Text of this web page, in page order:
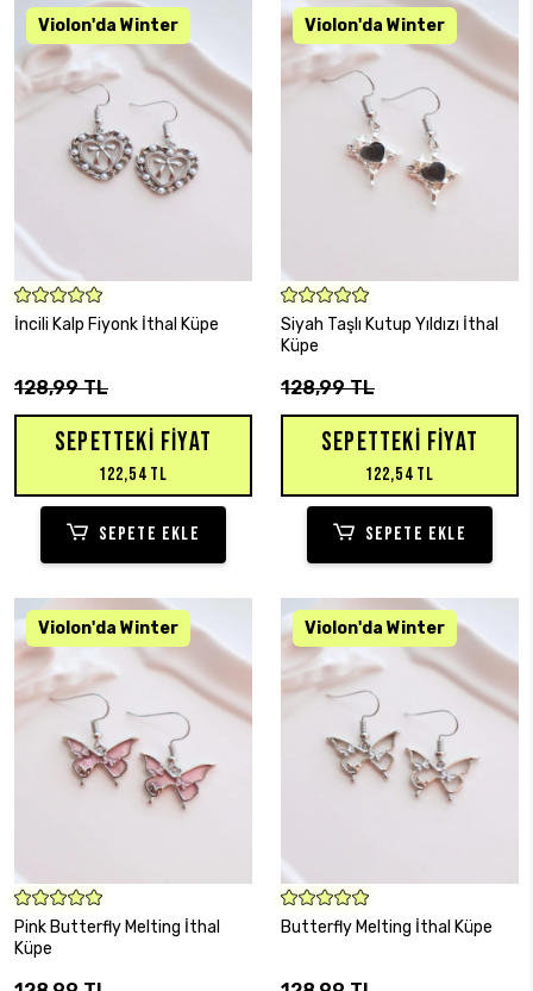
SEPETE EKLE
İncili Kalp Fiyonk İthal Küpe
128,99 TL
SEPETTEKI FIYAT
122,54 TL
SEPETE EKLE
SEPETE EKLE
Siyah Taşlı Kutup Yıldızı İthal
Küpe
128,99 TL
SEPETTEKI FIYAT
122,54 TL
SEPETE EKLE
SEPETE EKLE
Pink Butterfly Melting İthal
Küpe
SEPETE EKLE
Butterfly Melting İthal Küpe